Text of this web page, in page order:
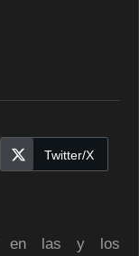
Twitter/X
en las y los